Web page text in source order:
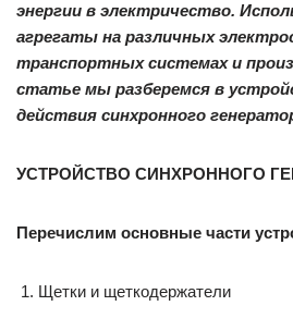
энергии в электричество.
агрегаты на различных
транспортных системах и
статье мы разберемся в
действия синхронного
УСТРОЙСТВО СИНХРОННОГО
Перечислим основные части
Щетки и щеткодержатели